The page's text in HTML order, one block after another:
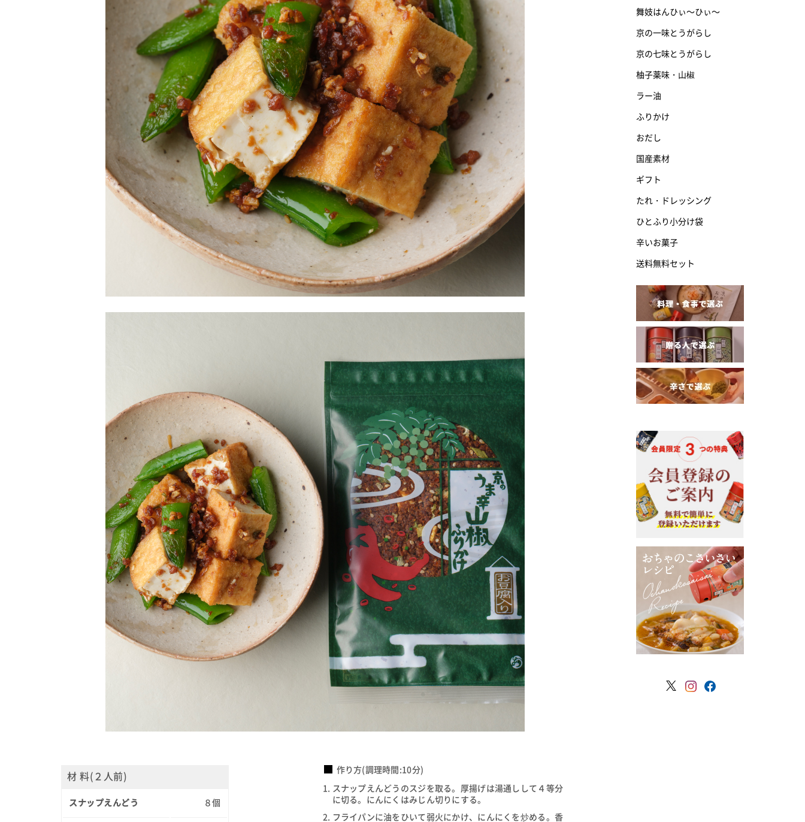
材 料(２人前)
スナップえんどう ８個
作り方(調理時間:10分)
スナップえんどうのスジを取る。厚揚げは湯通しして４等分
に切る。にんにくはみじん切りにする。
フライパンに油をひいて弱火にかけ、にんにくを炒める。香
舞妓はんひぃ～ひぃ～
京の一味とうがらし
京の七味とうがらし
柚子薬味・山椒
ラー油
ふりかけ
おだし
国産素材
ギフト
たれ・ドレッシング
ひとふり小分け袋
辛いお菓子
送料無料セット